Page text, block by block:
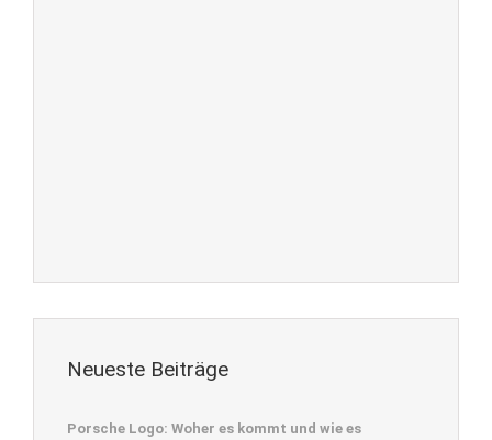
Neueste Beiträge
Porsche Logo: Woher es kommt und wie es